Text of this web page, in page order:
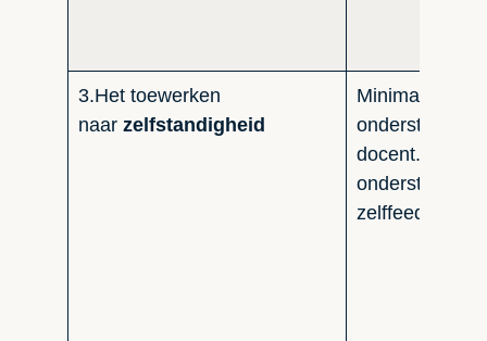
3.Het toewerken
naarzelfstandigheid
Minimale
ondersteuning
docent.Veel
ondersteuning
zelffeedback.